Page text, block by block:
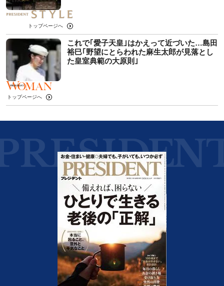
トップページへ
これで｢愛子天皇｣はかえって近づいた…島田
裕巳｢野望にとらわれた麻生太郎が見落とし
た皇室典範の大原則｣
トップページへ